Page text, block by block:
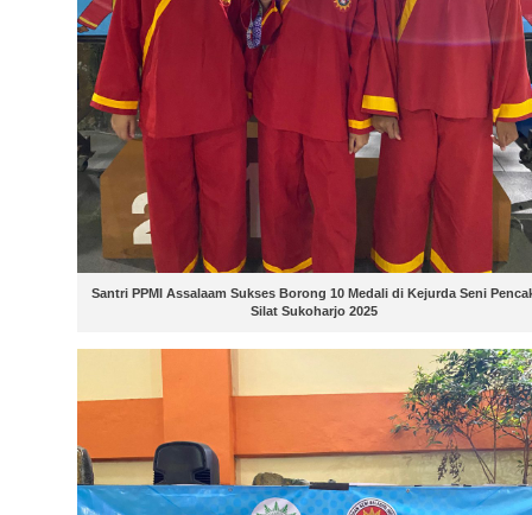
Santri PPMI Assalaam Sukses Borong 10 Medali di Kejurda Seni
Silat Sukoharjo 2025